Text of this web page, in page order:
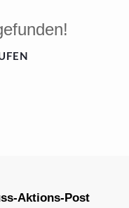
Aktions-Post